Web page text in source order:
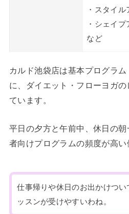
・スタイ
・シェイ
など
カルド池袋店は基本プログラ
に、ダイエット・フローヨガ
ています。
平日の夕方と午前中、休日の
者向けプログラムの頻度が高い
仕事帰りや休日のお出かけつい
ッスンが受けやすいわね。